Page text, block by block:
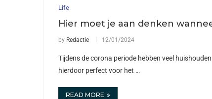
Life
Hier moet je aan denken
by Redactie 12/01/2024
Tijdens de corona periode hebben veel
hierdoor perfect voor het …
READ MORE